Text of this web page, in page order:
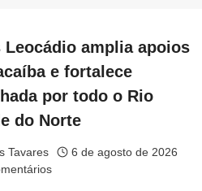
Leocádio amplia apoios
e fortalece
por todo o Rio
do Norte
Tavares
6 de agosto de 2026